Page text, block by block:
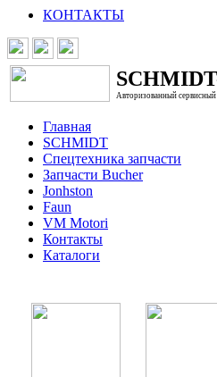
КОНТАКТЫ
Авторизованный
Главная
SCHMIDT
Спецтехника запчасти
Запчасти Bucher
Jonhston
Faun
VM Motori
Контакты
Каталоги